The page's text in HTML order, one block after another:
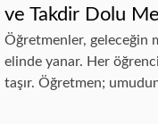
ve Takdir Dolu
Öğretmenler, geleceğin
elinde yanar. Her
taşır. Öğretmen;